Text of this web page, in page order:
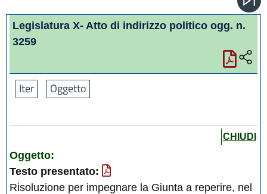
Legislatura X- Atto di indirizzo politico ogg. n.
3259
Iter Oggetto
CHIUDI
Oggetto:
Testo presentato:
Risoluzione per impegnare la Giunta a reperire, nel